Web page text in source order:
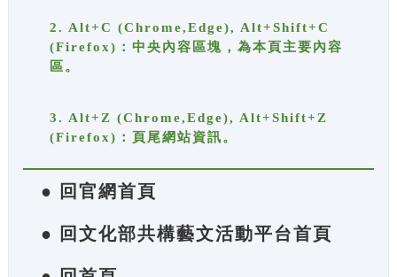
2. Alt+C (Chrome,Edge), Alt+Shift+C
(Firefox)：中央內容區塊，為本頁主要內容
區。
3. Alt+Z (Chrome,Edge), Alt+Shift+Z
(Firefox)：頁尾網站資訊。
● 回官網首頁
● 回文化部共構藝文活動平台首頁